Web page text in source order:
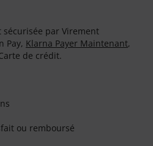
sécurisée par Virement
Pay, Klarna Payer Maintenant,
de crédit.
ou remboursé